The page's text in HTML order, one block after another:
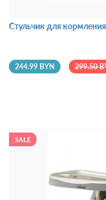
Стульчик для
244.99 BYN 299.50
SALE